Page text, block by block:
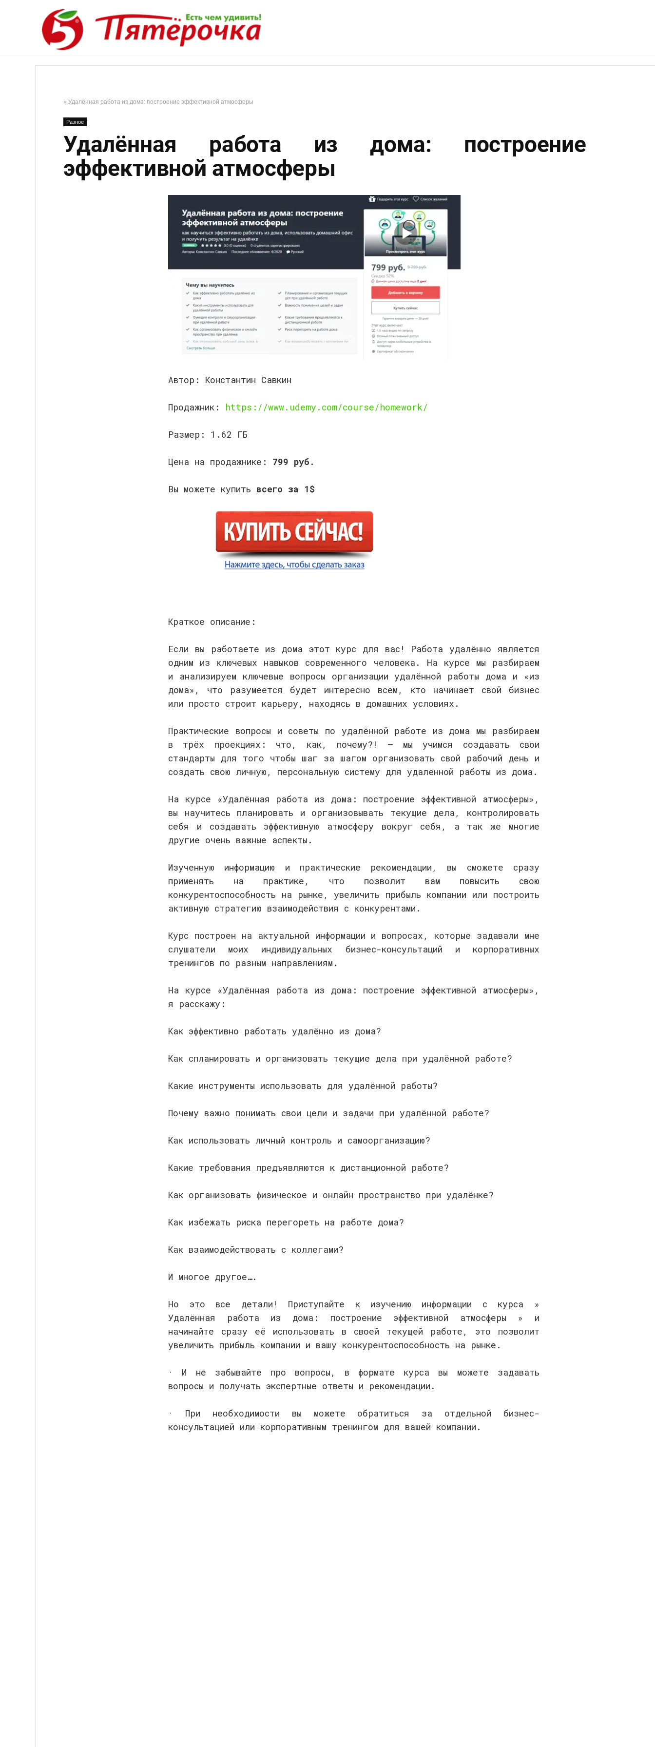
» Удалённая работа из дома: построение эффективной атмосферы
Разное
Удалённая работа из дома: построение
эффективной атмосферы
Автор: Константин Савкин
Продажник: https://www.udemy.com/course/homework/
Размер: 1.62 ГБ
Цена на продажнике: 799 руб.
Вы можете купить всего за 1$
Краткое описание:
Если вы работаете из дома этот курс для вас! Работа удалённо является
одним из ключевых навыков современного человека. На курсе мы разбираем
и анализируем ключевые вопросы организации удалённой работы дома и «из
дома», что разумеется будет интересно всем, кто начинает свой бизнес
или просто строит карьеру, находясь в домашних условиях.
Практические вопросы и советы по удалённой работе из дома мы разбираем
в трёх проекциях: что, как, почему?! – мы учимся создавать свои
стандарты для того чтобы шаг за шагом организовать свой рабочий день и
создать свою личную, персональную систему для удалённой работы из дома.
На курсе «Удалённая работа из дома: построение эффективной атмосферы»,
вы научитесь планировать и организовывать текущие дела, контролировать
себя и создавать эффективную атмосферу вокруг себя, а так же многие
другие очень важные аспекты.
Изученную информацию и практические рекомендации, вы сможете сразу
применять на практике, что позволит вам повысить свою
конкурентоспособность на рынке, увеличить прибыль компании или построить
активную стратегию взаимодействия с конкурентами.
Курс построен на актуальной информации и вопросах, которые задавали мне
слушатели моих индивидуальных бизнес-консультаций и корпоративных
тренингов по разным направлениям.
На курсе «Удалённая работа из дома: построение эффективной атмосферы»,
я расскажу:
Как эффективно работать удалённо из дома?
Как спланировать и организовать текущие дела при удалённой работе?
Какие инструменты использовать для удалённой работы?
Почему важно понимать свои цели и задачи при удалённой работе?
Как использовать личный контроль и самоорганизацию?
Какие требования предъявляются к дистанционной работе?
Как организовать физическое и онлайн пространство при удалёнке?
Как избежать риска перегореть на работе дома?
Как взаимодействовать с коллегами?
И многое другое….
Но это все детали! Приступайте к изучению информации с курса »
Удалённая работа из дома: построение эффективной атмосферы » и
начинайте сразу её использовать в своей текущей работе, это позволит
увеличить прибыль компании и вашу конкурентоспособность на рынке.
· И не забывайте про вопросы, в формате курса вы можете задавать
вопросы и получать экспертные ответы и рекомендации.
· При необходимости вы можете обратиться за отдельной бизнес-
консультацией или корпоративным тренингом для вашей компании.